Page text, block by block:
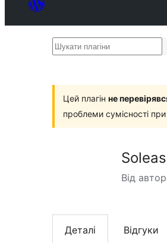
Шукати
Цей плагін не
проблеми сумісності
Від
Деталі Відгуки